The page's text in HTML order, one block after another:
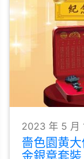
2023 年 5 月
嗇色園黄
金銀章套裝